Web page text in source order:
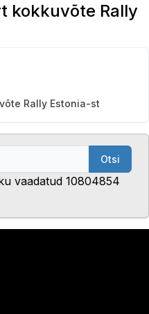
kokkuvõte Rally
Rally Estonia-st
Otsi
vaadatud 10804854